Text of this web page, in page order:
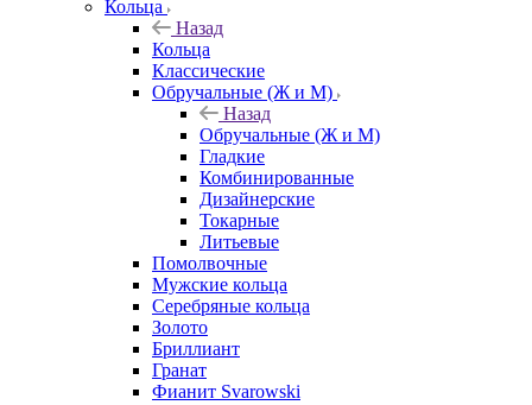
Кольца
Назад
Кольца
Классические
Обручальные (Ж и М)
Назад
Обручальные (Ж и М)
Гладкие
Комбинированные
Дизайнерские
Токарные
Литьевые
Помолвочные
Мужские кольца
Серебряные кольца
Золото
Бриллиант
Гранат
Фианит Svarowski